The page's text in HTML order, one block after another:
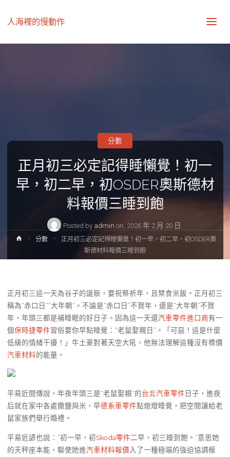
人海裡的慢動作
正月初三必定記得睡懶覺！初一
早，初二早，初OSDER奧斯德材
料報價三睡到飽
Posted by admin on 2026 年 2 月 20 日
分數
Home分數
正月初三必定記得睡懶覺！初一早，初二早，初OSDER奧
斯德材料報價三睡到飽
正月初三這一天為谷子的誕辰，要祝祭祈年，且禁食米飯。正月初三
稱為“赤口日”“大年朝”。不論是“赤口日”不賀年，還是“大年朝”不賀
年，年頭三都是補睡眠的好日子。因為這一天還汽車零件進口商有一
個保時捷零件習俗要你早點睡覺：“老鼠娶親日”。「可惡！這是什麼
低級的情緒干擾！」牛土豪對著天空大吼，他無法理解這種沒有標價
汽車材料的能量。
平易近間傳說，年夜年頭三是“老鼠娶親”的台北汽車零件 日子，進夜
后就在家中各處撒鹽與米，早德系車零件點熄燈睡覺，把空間讓給老
鼠家族們舉行婚禮。
平易近諺也說：“初一早，初Skoda零件二早，初三睡到飽。”意思她
的天秤座本能，驅使她進汽車材料報價 入了一種極端的強迫協調模